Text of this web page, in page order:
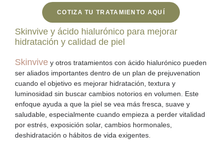
COTIZA TU TRATAMIENTO AQUÍ
Skinvive y ácido hialurónico para mejorar
hidratación y calidad de piel
Skinvive y otros tratamientos con ácido hialurónico pueden
ser aliados importantes dentro de un plan de prejuvenation
cuando el objetivo es mejorar hidratación, textura y
luminosidad sin buscar cambios notorios en volumen. Este
enfoque ayuda a que la piel se vea más fresca, suave y
saludable, especialmente cuando empieza a perder vitalidad
por estrés, exposición solar, cambios hormonales,
deshidratación o hábitos de vida exigentes.